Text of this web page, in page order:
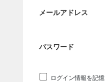
メールアドレス
パスワード
ログイン情報を記憶